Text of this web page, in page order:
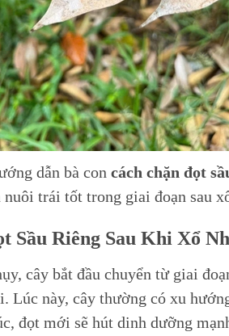
dẫn bà con cách chặn đọt
trái tốt trong giai đoạn sau
Sầu Riêng Sau Khi Xổ
cây bắt đầu chuyển từ giai
Lúc này, cây thường có xu
đọt mới sẽ hút dinh dưỡng